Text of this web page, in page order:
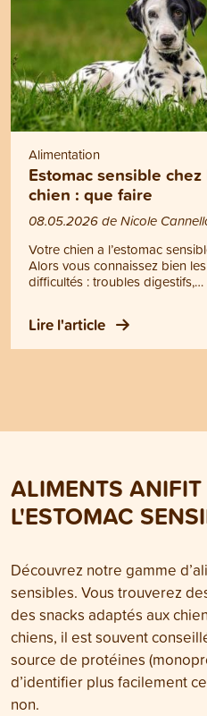
Alimentation
Estomac sensible chez
chien : que faire
08.05.2026 de Nicole
Votre chien a l’estomac
Alors vous connaissez bien les
difficultés : troubles digestifs,
système gastro-intestinal
qui se déséquilibre facilement.
précisément là qu’intervient
Lire l'article
ALIMENTS
L'ESTOMAC
Découvrez notre gamme
sensibles. Vous trouverez
des snacks adaptés aux
chiens, il est souvent
source de protéines
d’identifier plus facilement
non.